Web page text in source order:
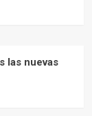
las nuevas